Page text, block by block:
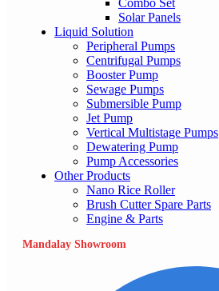
Solar Panels
Liquid Solution
Peripheral Pumps
Centrifugal Pumps
Booster Pump
Sewage Pumps
Submersible Pump
Jet Pump
Vertical Multistage Pumps
Dewatering Pump
Pump Accessories
Other Products
Nano Rice Roller
Brush Cutter Spare Parts
Engine & Parts
Mandalay Showroom